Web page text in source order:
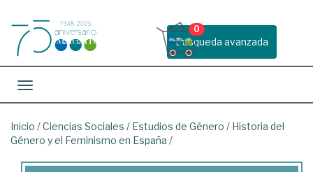
Busqueda avanzada
0
Toggle navigation
Inicio /Ciencias Sociales / Estudios de Género / Historia del
Género y el Feminismo en España /